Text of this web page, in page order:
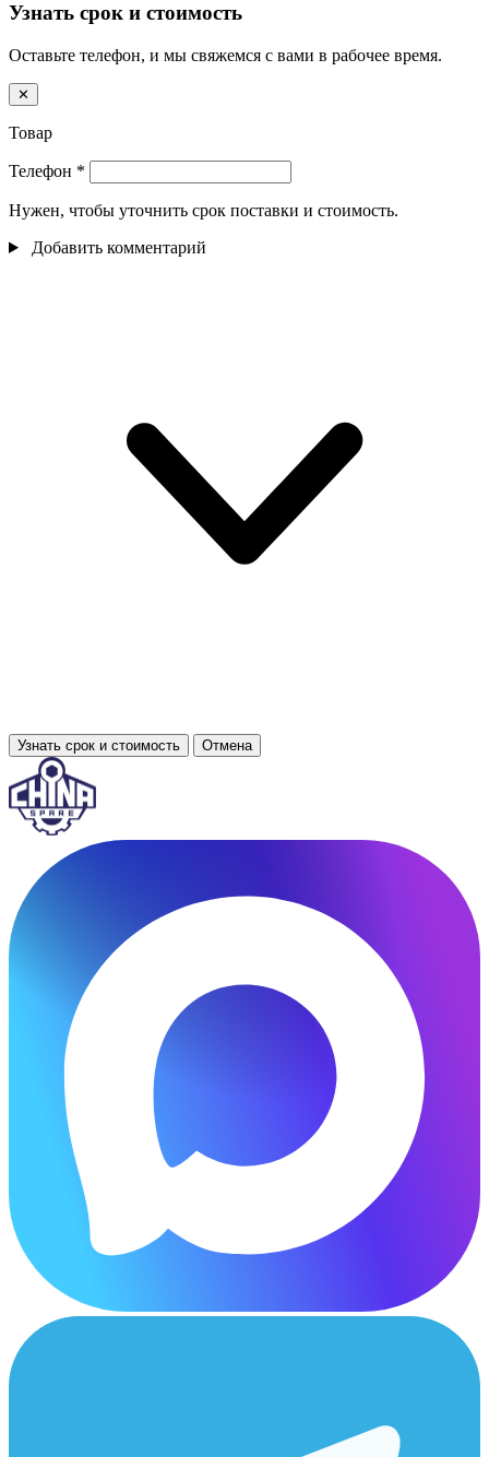
Узнать срок и стоимость
Оставьте телефон, и мы свяжемся с вами в рабочее время.
✕
Товар
Телефон *
Нужен, чтобы уточнить срок поставки и стоимость.
Добавить комментарий
Узнать срок и стоимость Отмена